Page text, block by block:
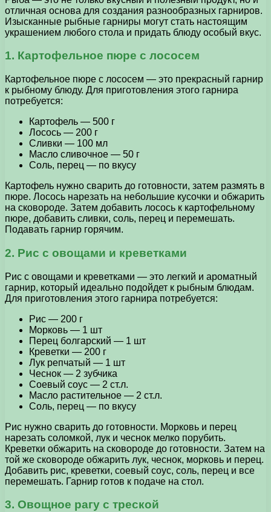
отличная основа для создания разнообразных гарниров.
Изысканные рыбные гарниры могут стать настоящим
украшением любого стола и придать блюду особый вкус.
1. Картофельное пюре с лососем
Картофельное пюре с лососем — это прекрасный гарнир
к рыбному блюду. Для приготовления этого гарнира
потребуется:
Картофель — 500 г
Лосось — 200 г
Сливки — 100 мл
Масло сливочное — 50 г
Соль, перец — по вкусу
Картофель нужно сварить до готовности, затем размять в
пюре. Лосось нарезать на небольшие кусочки и обжарить
на сковороде. Затем добавить лосось к картофельному
пюре, добавить сливки, соль, перец и перемешать.
Подавать гарнир горячим.
2. Рис с овощами и креветками
Рис с овощами и креветками — это легкий и ароматный
гарнир, который идеально подойдет к рыбным блюдам.
Для приготовления этого гарнира потребуется:
Рис — 200 г
Морковь — 1 шт
Перец болгарский — 1 шт
Креветки — 200 г
Лук репчатый — 1 шт
Чеснок — 2 зубчика
Соевый соус — 2 ст.л.
Масло растительное — 2 ст.л.
Соль, перец — по вкусу
Рис нужно сварить до готовности. Морковь и перец
нарезать соломкой, лук и чеснок мелко порубить.
Креветки обжарить на сковороде до готовности. Затем на
той же сковороде обжарить лук, чеснок, морковь и перец.
Добавить рис, креветки, соевый соус, соль, перец и все
перемешать. Гарнир готов к подаче на стол.
3. Овощное рагу с треской